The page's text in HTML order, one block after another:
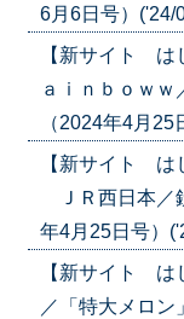
6月6日号）('24/
【新サイト
ａｉｎｂｏｗ
（2024年4月
【新サイト は
ＪＲ西日本／
年4月25日号）
【新サイト
／「特大メロ